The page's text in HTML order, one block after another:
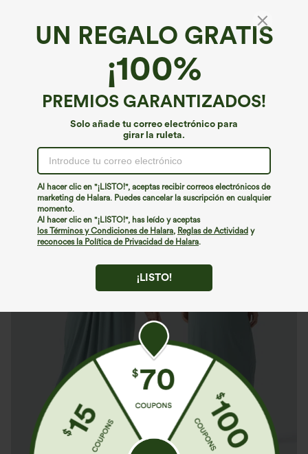
UN REGALO GRATIS
¡100%
PREMIOS GARANTIZADOS!
Solo añade tu correo electrónico para
girar la ruleta.
Al hacer clic en "¡LISTO!", aceptas recibir correos electrónicos de
marketing de Halara. Puedes cancelar la suscripción en cualquier
momento.
Al hacer clic en "¡LISTO!", has leído y aceptas
los Términos y Condiciones de Halara, Reglas de Actividad y
reconoces la Política de Privacidad de Halara.
¡LISTO!
Vestido maxi con escote halter y lazada en la
espalda, sujetador incorporado y bolsillos
€49,95 EUR Buy 2, 10% Off | Buy 3, 20% Off